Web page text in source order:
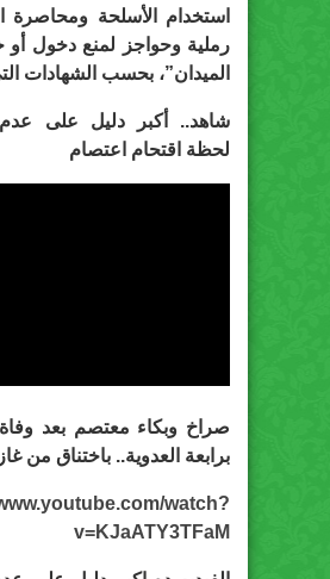
استخدام الأسلحة ومحاصرة
رملية وحواجز لمنع دخول
الميدان”، بحسب الشهادات
شاهد.. أكبر دليل على
لحظة اقتحام اعتصام
صراخ وبكاء معتصم بعد وفاة
برابعة العدوية.. باختناق من
watch?
v=KJaATY3TFaM